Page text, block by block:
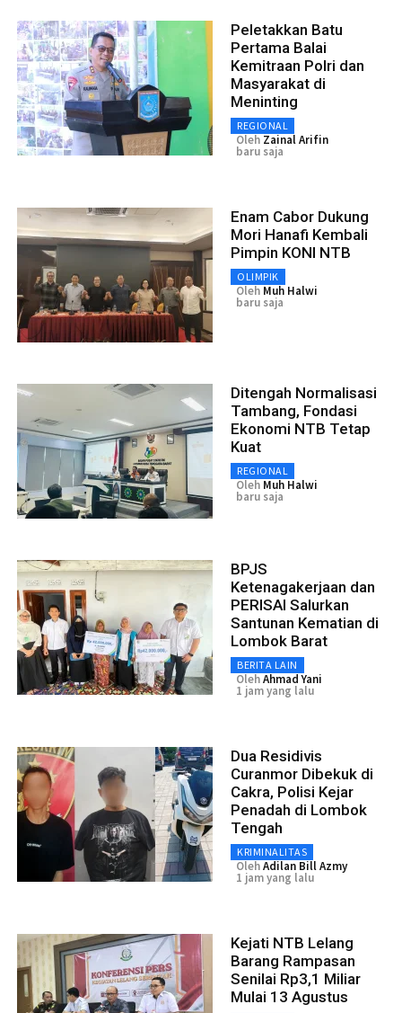
Peletakkan Batu
Pertama Balai
Kemitraan Polri dan
Masyarakat di
Meninting
REGIONAL
Oleh Zainal Arifin
baru saja
Enam Cabor Dukung
Mori Hanafi Kembali
Pimpin KONI NTB
OLIMPIK
Oleh Muh Halwi
baru saja
Ditengah Normalisasi
Tambang, Fondasi
Ekonomi NTB Tetap
Kuat
REGIONAL
Oleh Muh Halwi
baru saja
BPJS
Ketenagakerjaan dan
PERISAI Salurkan
Santunan Kematian di
Lombok Barat
BERITA LAIN
OlehAhmad Yani
1 jam yang lalu
Dua Residivis
Curanmor Dibekuk di
Cakra, Polisi Kejar
Penadah di Lombok
Tengah
KRIMINALITAS
OlehAdilan Bill Azmy
1 jam yang lalu
Kejati NTB Lelang
Barang Rampasan
Senilai Rp3,1 Miliar
Mulai 13 Agustus